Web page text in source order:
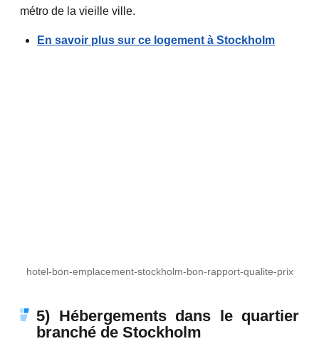
métro de la vieille ville.
En savoir plus sur ce logement à Stockholm
hotel-bon-emplacement-stockholm-bon-rapport-qualite-prix
5) Hébergements dans le quartier
branché de Stockholm